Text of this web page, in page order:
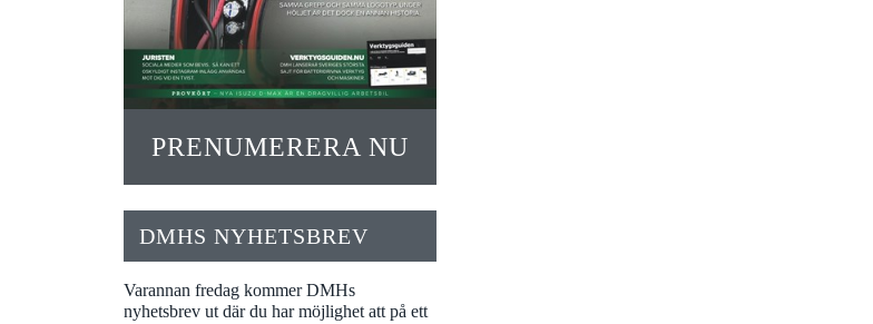
PRENUMERERA NU
DMHS NYHETSBREV
Varannan fredag kommer DMHs
nyhetsbrev ut där du har möjlighet att på ett